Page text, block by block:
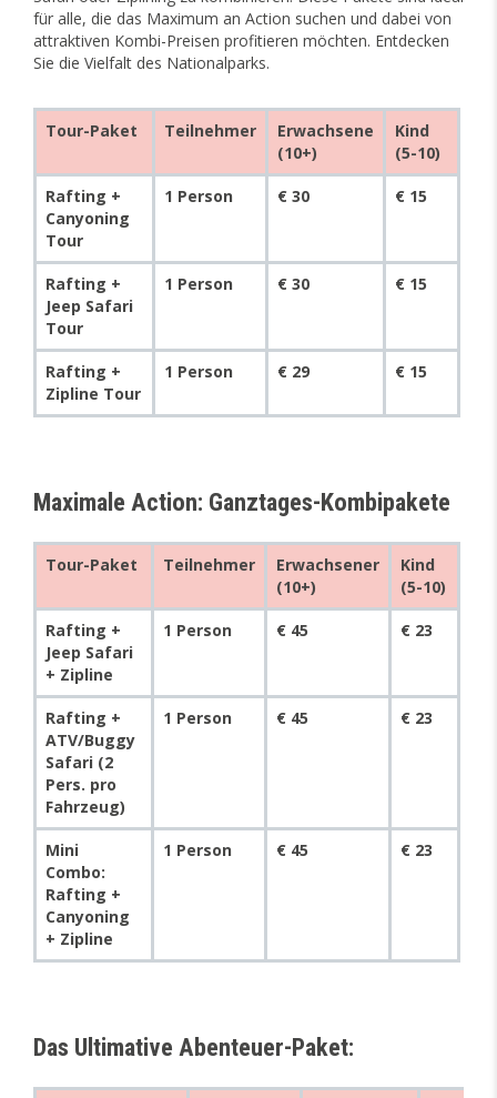
für alle, die das Maximum an Action suchen und dabei von
attraktiven Kombi-Preisen profitieren möchten. Entdecken
Sie die Vielfalt des Nationalparks.
Tour-Paket Teilnehmer
Erwachsene
(10+)
Kind
(5-10)
Rafting +
Canyoning
Tour
1 Person € 30 € 15
Rafting +
Jeep Safari
Tour
1 Person € 30 € 15
Rafting +
Zipline Tour
1 Person € 29 € 15
Maximale Action: Ganztages-Kombipakete
Tour-Paket Teilnehmer
Erwachsener
(10+)
Kind
(5-10)
Rafting +
Jeep Safari
+ Zipline
1 Person € 45 € 23
Rafting +
ATV/Buggy
Safari (2
Pers. pro
Fahrzeug)
1 Person € 45 € 23
Mini
Combo:
Rafting +
Canyoning
+ Zipline
1 Person € 45 € 23
Das Ultimative Abenteuer-Paket: